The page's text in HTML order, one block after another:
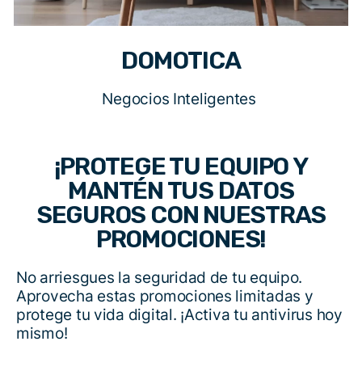
DOMOTICA
Negocios Inteligentes
¡PROTEGE TU EQUIPO Y
MANTÉN TUS DATOS
SEGUROS CON NUESTRAS
PROMOCIONES!
No arriesgues la seguridad de tu equipo.
Aprovecha estas promociones limitadas y
protege tu vida digital. ¡Activa tu antivirus hoy
mismo!